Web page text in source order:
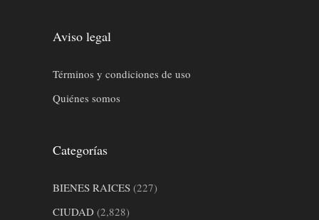
Aviso legal
Términos y condiciones de uso
Quiénes somos
Categorías
BIENES RAICES (227)
CIUDAD (2,828)